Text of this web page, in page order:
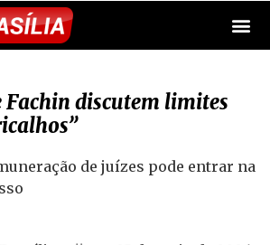
Fachin discutem limites
de juízes pode entrar na